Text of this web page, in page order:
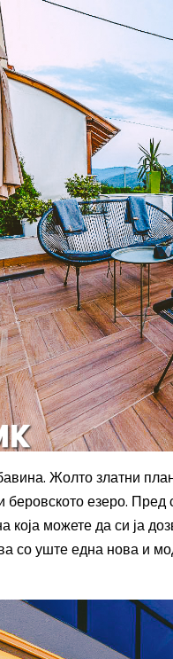
Жолто златни
езеро. Пред
која можете да си ја
со уште една нова и